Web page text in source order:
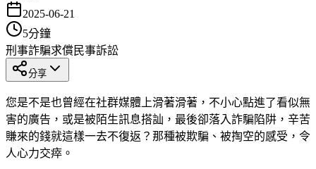
2025-06-21
5分鐘
刑事詐騙求償 民事訴訟
分享
您是不是也曾經在社群媒體上滑著滑著，不小心點進了看似無
害的廣告，或是被陌生訊息搭訕，最後卻落入詐騙陷阱，辛苦
賺來的錢就這樣一去不復返？那種被欺騙、被掏空的感受，令
人心力交瘁。